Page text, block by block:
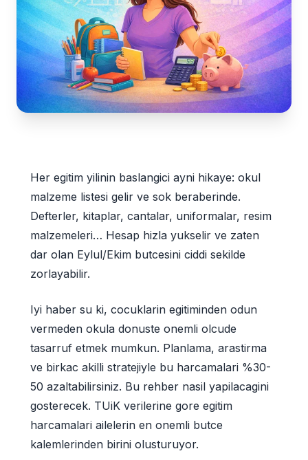
Her egitim yilinin baslangici ayni hikaye: okul
malzeme listesi gelir ve sok beraberinde.
Defterler, kitaplar, cantalar, uniformalar, resim
malzemeleri… Hesap hizla yukselir ve zaten
dar olan Eylul/Ekim butcesini ciddi sekilde
zorlayabilir.
Iyi haber su ki, cocuklarin egitiminden odun
vermeden okula donuste onemli olcude
tasarruf etmek mumkun. Planlama, arastirma
ve birkac akilli stratejiyle bu harcamalari %30-
50 azaltabilirsiniz. Bu rehber nasil yapilacagini
gosterecek. TUiK verilerine gore egitim
harcamalari ailelerin en onemli butce
kalemlerinden birini olusturuyor.